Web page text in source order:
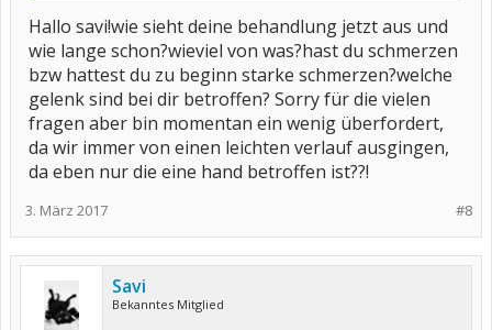
es ja schon Sinn.
:vb_cool:
Hallo savi!wie sieht deine behandlung jetzt aus und
wie lange schon?wieviel von was?hast du schmerzen
bzw hattest du zu beginn starke schmerzen?welche
gelenk sind bei dir betroffen? Sorry für die vielen
fragen aber bin momentan ein wenig überfordert,
da wir immer von einen leichten verlauf ausgingen,
da eben nur die eine hand betroffen ist??!
#8
3. März 2017
Savi
Bekanntes Mitglied